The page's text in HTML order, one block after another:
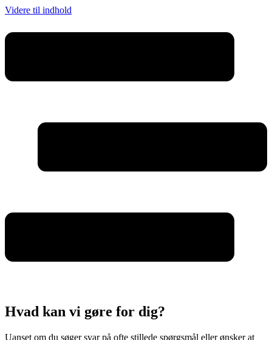
Videre til indhold
Hvad kan vi gøre for dig?
Uanset om du søger svar på ofte stillede spørgsmål eller ønsker at